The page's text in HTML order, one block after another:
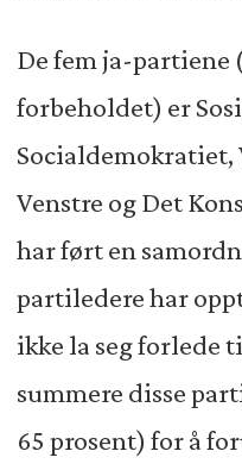
De fem ja-partiene
forbeholdet) er
Socialdemokratiet,
Venstre og Det
har ført en
partiledere har
ikke la seg forlede
summere disse
65 prosent) for å